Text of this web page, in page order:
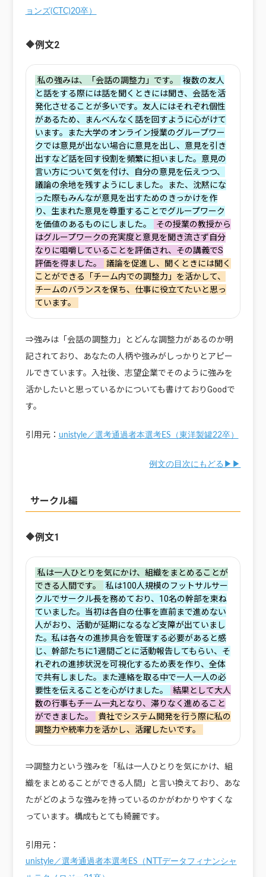
ョンズ(CTC)20卒）
🔶例文2
‌私の強みは、「会話の調整力」です。
‌複数の友人
と話をする際には話を聞くときには聞き、会話を活
発化させることが多いです。友人にはそれぞれ個性
があるため、まんべんなく話を回すように心がけて
います。また大学のオンライン授業のグループワー
クでは意見が出ない場合に意見を出し、意見を引き
出すなど話を回す役割を頻繁に担いました。意見の
言い方について気を付け、自分の意見を伝えつつ、
議論の余地を残すようにしました。また、沈黙にな
った際もみんなが意見を出すためのきっかけを作
り、生まれた意見を尊重することでグループワーク
を価値のあるものにしました。
その授業の教授から
はグループワークの充実度と意見を聞き流さず自分
なりに咀嚼していることを評価され、その講義でS
評価を得ました。
議論を促進し、聞くときには聞く
ことができる「チーム内での調整力」を活かして、
チームのバランスを保ち、仕事に役立てたいと思っ
ています。
⇒強みは「会話の調整力」とどんな調整力があるのか明
記されており、あなたの人柄や強みがしっかりとアピー
ルできています。入社後、志望企業でそのように強みを
活かしたいと思っているかについても書けておりGoodで
す。
引用元： unistyle／選考通過者本選考ES（東洋製罐22卒）
例文の目次にもどる▶▶
サークル編
🔶例文1
‌私は一人ひとりを気にかけ、組織をまとめることが
できる人間です。
‌私は100人規模のフットサルサー
クルでサークル長を務めており、10名の幹部を束ね
ていました。当初は各自の仕事を直前まで進めない
人がおり、活動が延期になるなど支障が出ていまし
た。私は各々の進捗具合を管理する必要があると感
じ、幹部たちに1週間ごとに活動報告してもらい、そ
れぞれの進捗状況を可視化するため表を作り、全体
で共有しました。また連絡を取る中で一人一人の必
要性を伝えることを心がけました。
結果として大人
数の行事もチーム一丸となり、滞りなく進めること
ができました。
貴社でシステム開発を行う際に私の
調整力や統率力を活かし、活躍したいです。
⇒調整力という強みを「私は一人ひとりを気にかけ、組
織をまとめることができる人間」と言い換えており、あな
たがどのような強みを持っているのかがわかりやすくな
っています。構成もとても綺麗です。
引用元：
unistyle／選考通過者本選考ES（NTTデータフィナンシャ